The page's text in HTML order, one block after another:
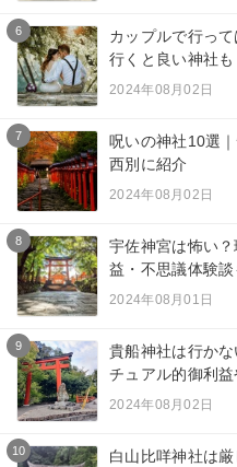
6
カップルで行っ
行くと良い神社も
2024年08月02日
7
呪いの神社10選
西別に紹介
2024年08月02日
8
宇佐神宮は怖い
益・不思議体験談
2024年08月01日
9
貴船神社は行か
チュアル的御利
2024年08月02日
10
白山比咩神社は